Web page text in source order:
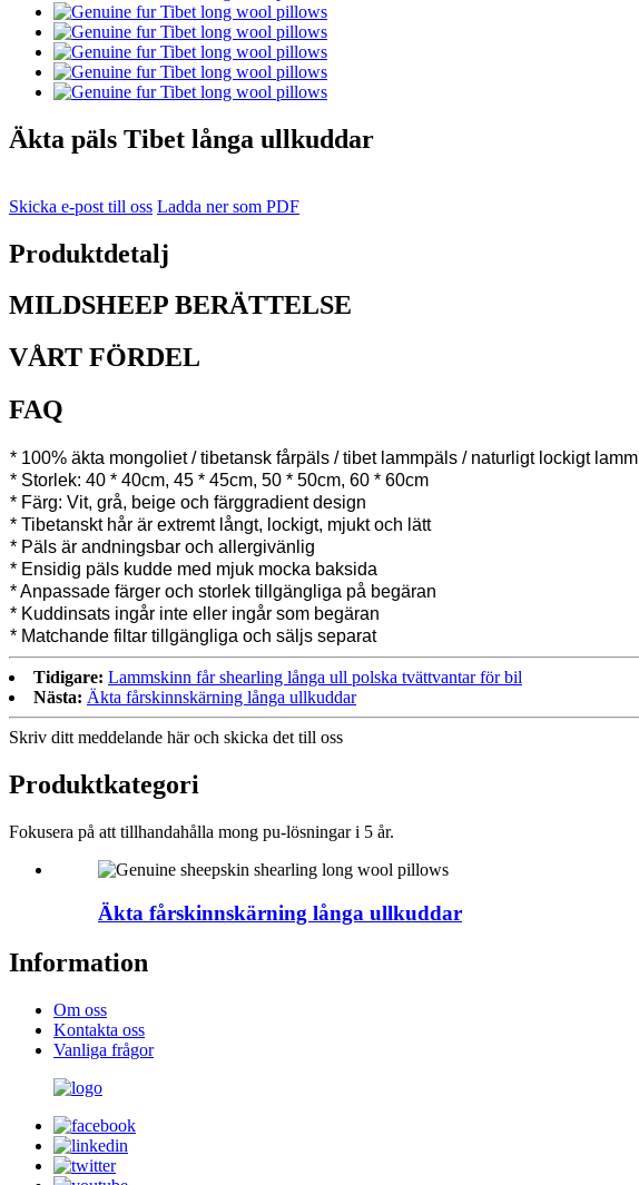
Äkta päls Tibet långa ullkuddar
Skicka e-post till oss Ladda ner som PDF
Produktdetalj
MILDSHEEP BERÄTTELSE
VÅRT FÖRDEL
FAQ
* 100% äkta mongoliet / tibetansk fårpäls / tibet lammpäls / naturligt lockigt lamm
* Storlek: 40 * 40cm, 45 * 45cm, 50 * 50cm, 60 * 60cm
* Färg: Vit, grå, beige och färggradient design
* Tibetanskt hår är extremt långt, lockigt, mjukt och lätt
* Päls är andningsbar och allergivänlig
* Ensidig päls kudde med mjuk mocka baksida
* Anpassade färger och storlek tillgängliga på begäran
* Kuddinsats ingår inte eller ingår som begäran
* Matchande filtar tillgängliga och säljs separat
Tidigare: Lammskinn får shearling långa ull polska tvättvantar för bil
Nästa: Äkta fårskinnskärning långa ullkuddar
Skriv ditt meddelande här och skicka det till oss
Produktkategori
Fokusera på att tillhandahålla mong pu-lösningar i 5 år.
Äkta fårskinnskärning långa ullkuddar
Information
Om oss
Kontakta oss
Vanliga frågor